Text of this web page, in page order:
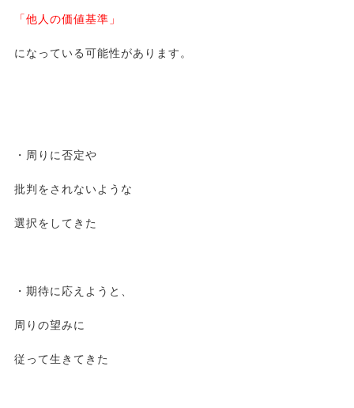
「他人の価値基準」
になっている可能性があります。
・周りに否定や
批判をされないような
選択をしてきた
・期待に応えようと、
周りの望みに
従って生きてきた